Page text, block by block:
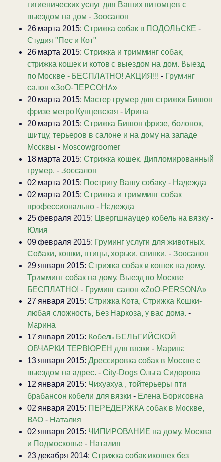
гигиенических услуг для Ваших питомцев с
выездом на дом - Зоосалон
26 марта 2015: Стрижка собак в ПОДОЛЬСКЕ -
Студия "Пес и Кот"
26 марта 2015: Стрижка и тримминг собак,
стрижка кошек и котов с выездом на дом. Выезд
по Москве - БЕСПЛАТНО! АКЦИЯ!!! - Груминг
салон «ЗоО-ПЕРСОНА»
20 марта 2015: Мастер грумер для стрижки Бишон
фризе метро Кунцевская - Ирина
20 марта 2015: Стрижка Бишон фризе, болонок,
шитцу, терьеров в салоне и на дому на западе
Москвы - Moscowgroomer
18 марта 2015: Стрижка кошек. Дипломированный
грумер. - Зоосалон
02 марта 2015: Постригу Вашу собаку - Надежда
02 марта 2015: Стрижка и тримминг собак
профессионально - Надежда
25 февраля 2015: Цвергшнауцер кобель на вязку -
Юлия
09 февраля 2015: Груминг услуги для животных.
Собаки, кошки, птицы, хорьки, свинки. - Зоосалон
29 января 2015: Стрижка собак и кошек на дому.
Тримминг собак на дому. Выезд по Москве
БЕСПЛАТНО! - Груминг салон «ZoO-PERSONA»
27 января 2015: Стрижка Кота, Стрижка Кошки-
любая сложность, Без Наркоза, у вас дома. -
Марина
17 января 2015: Кобель БЕЛЬГИЙСКОЙ
ОВЧАРКИ ТЕРВЮРЕН для вязки - Марина
13 января 2015: Дрессировка собак в Москве с
выездом на адрес. - City-Dogs Ольга Сидорова
12 января 2015: Чихуахуа , тойтерьеры пти
брабансон кобели для вязки - Елена Борисовна
02 января 2015: ПЕРЕДЕРЖКА собак в Москве,
ВАО - Наталия
02 января 2015: ЧИПИРОВАНИЕ на дому. Москва
и Подмосковье - Наталия
23 декабря 2014: Стрижка собак икошек без